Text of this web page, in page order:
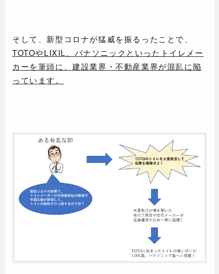
そして、新型コロナが猛威を振るったことで、
TOTOやLIXIL、パナソニックといったトイレメー
カーを筆頭に、建設業界・不動産業界が混乱に陥
っています。